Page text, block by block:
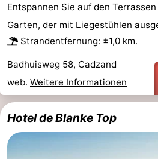
Sportangeln
Haifischzähne
Seehunden
Essen
und
trinken
Veranstaltungen
Praktisch
Forum
Entspannen Sie auf den
Garten, der mit Liegestühlen
Strandentfernung: ±1,0 km.
Badhuisweg 58, Cadzand
web. Weitere Informationen
Hotel de Blanke Top